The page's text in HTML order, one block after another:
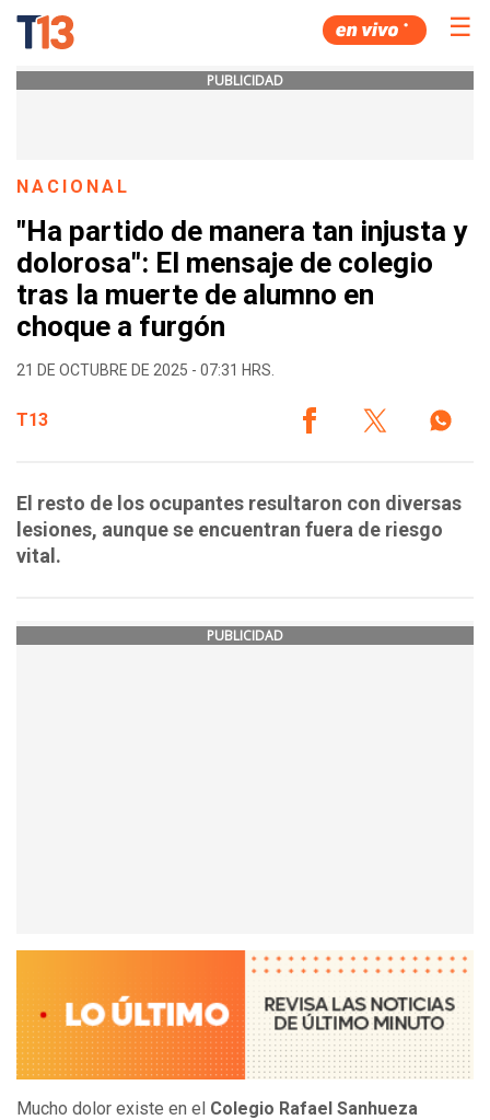
☰
PUBLICIDAD
NACIONAL
"Ha partido de manera tan injusta y
dolorosa": El mensaje de colegio
tras la muerte de alumno en
choque a furgón
21 DE OCTUBRE DE 2025 - 07:31 HRS.
T13
El resto de los ocupantes resultaron con diversas
lesiones, aunque se encuentran fuera de riesgo
vital.
PUBLICIDAD
Mucho dolor existe en el Colegio Rafael Sanhueza